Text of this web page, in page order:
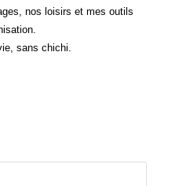
nos loisirs et mes outils
sans chichi.